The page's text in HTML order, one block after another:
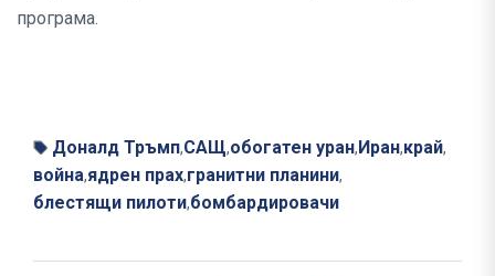
програма.
Доналд Тръмп,САЩ,обогатен уран, Иран,край,
война,ядрен прах,гранитни планини,
блестящи пилоти,бомбардировачи